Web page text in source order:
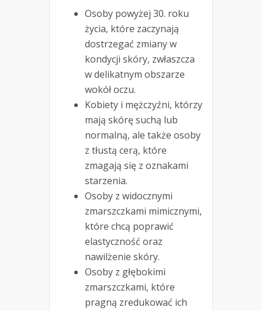
Osoby powyżej 30. roku
życia, które zaczynają
dostrzegać zmiany w
kondycji skóry, zwłaszcza
w delikatnym obszarze
wokół oczu.
Kobiety i mężczyźni, którzy
mają skórę suchą lub
normalną, ale także osoby
z tłustą cerą, które
zmagają się z oznakami
starzenia.
Osoby z widocznymi
zmarszczkami mimicznymi,
które chcą poprawić
elastyczność oraz
nawilżenie skóry.
Osoby z głębokimi
zmarszczkami, które
pragną zredukować ich